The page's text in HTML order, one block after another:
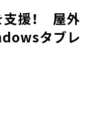
支援！ 屋外
タブレ